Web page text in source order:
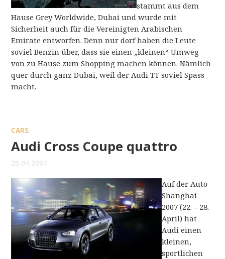
stammt aus dem
Hause Grey Worldwide, Dubai und wurde mit
Sicherheit auch für die Vereinigten Arabischen
Emirate entworfen. Denn nur dorf haben die Leute
soviel Benzin über, dass sie einen „kleinen“ Umweg
von zu Hause zum Shopping machen können. Nämlich
quer durch ganz Dubai, weil der Audi TT soviel Spass
macht.
CARS
Audi Cross Coupe quattro
25.04.2007
Auf der Auto
Shanghai
2007 (22. – 28.
April) hat
Audi einen
kleinen,
sportlichen